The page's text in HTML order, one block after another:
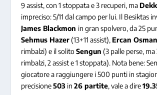
9 assist, con 1 stoppata e 3 recuperi, ma
impreciso: 5/11 dal campo per lui. Il Besiktas
James Blackmon in gran spolvero, da 25
Sehmus Hazer(13+11 assist), Ercan
rimbalzi) e il solitoSengun (3 palle perse,
rimbalzi, 2 assist e 1 stoppata). Nota bene:
giocatore a raggiungere i 500 punti in
precisione503 in26 partite, vale a dire